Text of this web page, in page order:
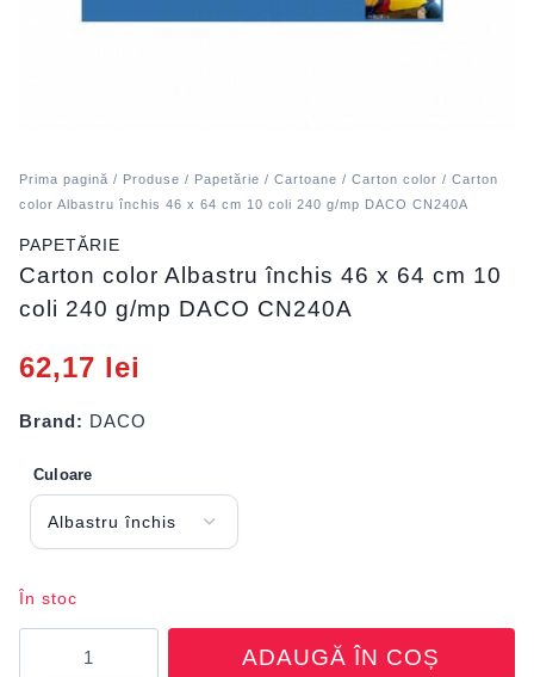
Prima pagină / Produse / Papetărie / Cartoane / Carton color / Carton
color Albastru închis 46 x 64 cm 10 coli 240 g/mp DACO CN240A
PAPETĂRIE
Carton color Albastru închis 46 x 64 cm 10
coli 240 g/mp DACO CN240A
62,17 lei
Brand: DACO
Culoare
În stoc
ADAUGĂ ÎN COȘ